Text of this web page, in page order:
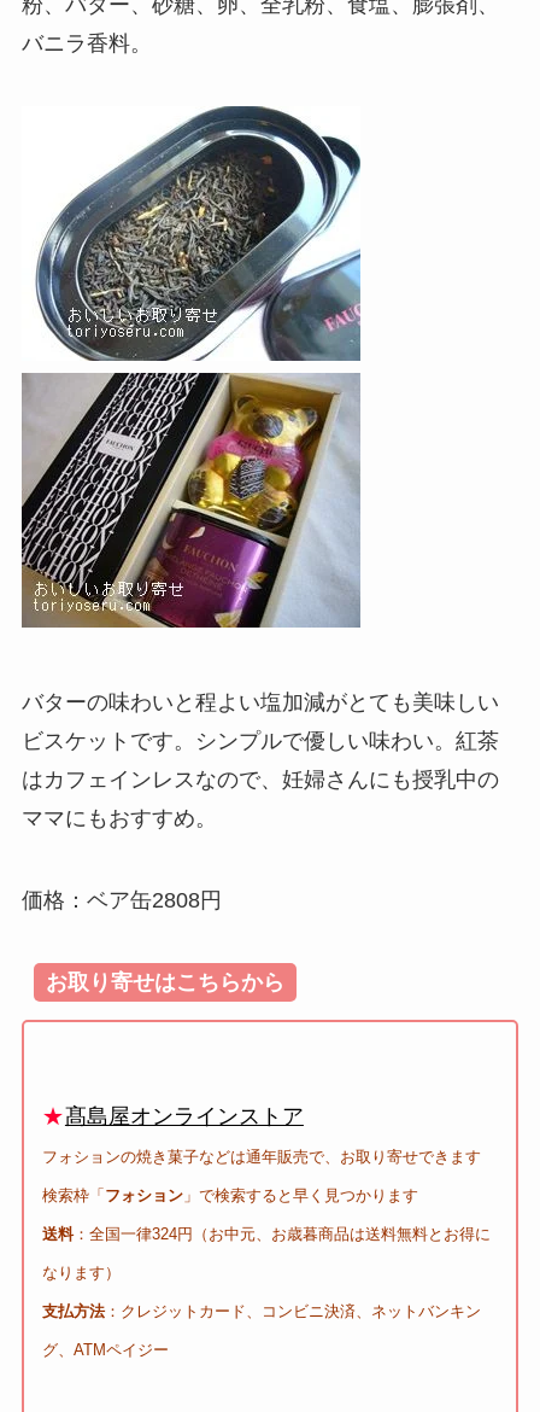
粉、バター、砂糖、卵、全乳粉、食塩、膨張剤、
バニラ香料。
バターの味わいと程よい塩加減がとても美味しい
ビスケットです。シンプルで優しい味わい。紅茶
はカフェインレスなので、妊婦さんにも授乳中の
ママにもおすすめ。
価格：ベア缶2808円
お取り寄せはこちらから
★髙島屋オンラインストア
フォションの焼き菓子などは通年販売で、お取り寄せできます
検索枠「 フォション」で検索すると早く見つかります
送料：全国一律324円（お中元、お歳暮商品は送料無料とお得に
なります）
支払方法：クレジットカード、コンビニ決済、ネットバンキン
グ、ATMペイジー